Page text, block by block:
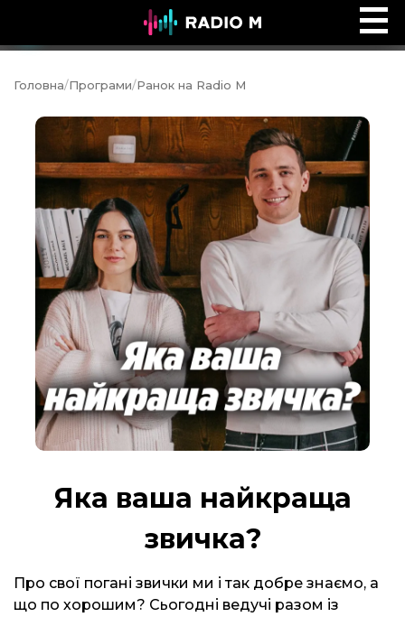
Вечір Середи
Головна/Програми/Ранок на Radio M
Яка ваша найкраща
звичка?
Про свої погані звички ми і так добре знаємо, а
що по хорошим? Сьогодні ведучі разом із